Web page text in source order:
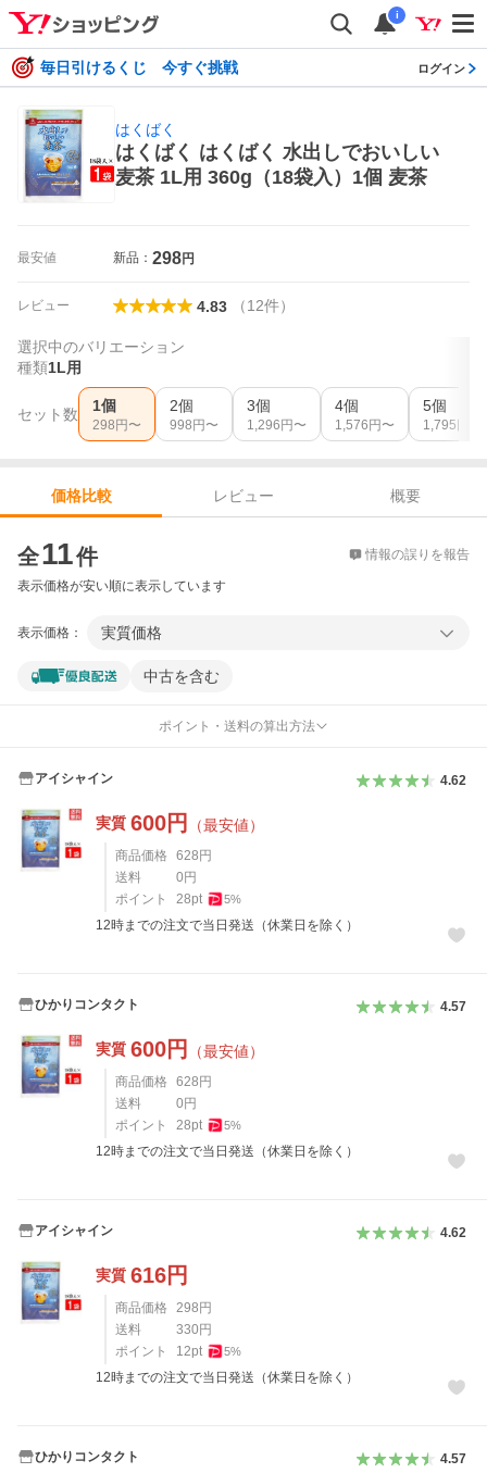
i
毎日引けるくじ 今すぐ挑戦 ログイン
はくばく
はくばく はくばく 水出しでおいしい
麦茶 1L用 360g（18袋入）1個 麦茶
最安値 新品： 298円
レビュー 4.83 （12件）
選択中のバリエーション
種類1L用
セット数 1個
298 円〜
2個
998 円〜
3個
1,296 円〜
4個
1,576 円〜
5個
1,795
価格比較 レビュー
概要
全11件 情報の誤りを報告
表示価格が安い順に表示しています
表示価格： 実質価格
中古を含む
ポイント・送料の算出方法
アイシャイン 4.62
実質 600円 （最安値）
商品価格 628 円
送料
0 円
ポイント
28pt 5%
12時までの注文で当日発送（休業日を除く）
ひかりコンタクト 4.57
実質 600円 （最安値）
商品価格 628 円
送料
0 円
ポイント
28pt 5%
12時までの注文で当日発送（休業日を除く）
アイシャイン 4.62
実質 616円
商品価格 298 円
送料
330 円
ポイント
12pt 5%
12時までの注文で当日発送（休業日を除く）
ひかりコンタクト 4.57